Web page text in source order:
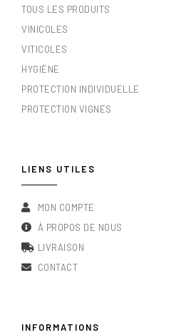
TOUS LES PRODUITS
VINICOLES
VITICOLES
HYGIÈNE
PROTECTION INDIVIDUELLE
PROTECTION VIGNES
LIENS UTILES
MON COMPTE
À PROPOS DE NOUS
LIVRAISON
CONTACT
INFORMATIONS